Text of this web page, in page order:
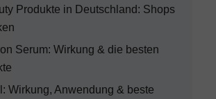
Produkte in Deutschland: Shops
Serum: Wirkung & die besten
Wirkung, Anwendung & beste